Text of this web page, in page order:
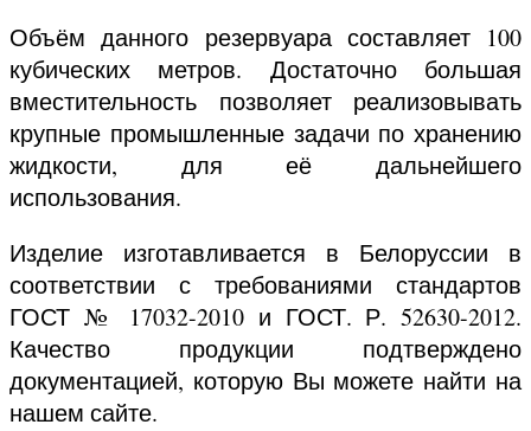
Объём данного резервуара составляет 100
кубических метров. Достаточно большая
вместительность позволяет реализовывать
крупные промышленные задачи по хранению
жидкости, для её дальнейшего
использования.
Изделие изготавливается в Белоруссии в
соответствии с требованиями стандартов
ГОСТ № 17032-2010 и ГОСТ. Р. 52630-2012.
Качество продукции подтверждено
документацией, которую Вы можете найти на
нашем сайте.